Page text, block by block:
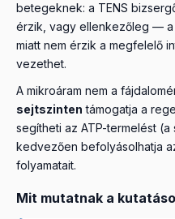
betegeknek: a TENS
érzik, vagy ellenkezőleg —
miatt nem érzik a megfelelő
vezethet.
A mikroáram nem a
sejtszinten támogatja a
segítheti az ATP-termelést
kedvezően befolyásolhatja
folyamatait.
Mit mutatnak a